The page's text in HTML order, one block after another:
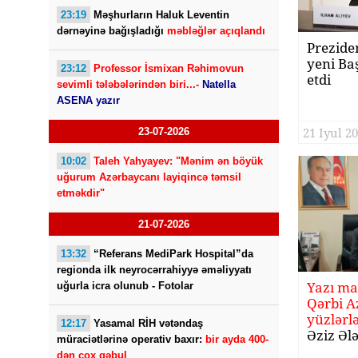
23:19
Məşhurların Haluk Leventin
dərnəyinə bağışladığı məbləğlər açıqlandı
23:12
Professor İsmixan Rəhimovun
sevimli tələbələrindən biri...- Natella
ASENA yazır
23-07-2026
10:02 Taleh Yahyayev: "Mənim ən böyük
uğurum Azərbaycanı layiqincə təmsil
etməkdir"
21-07-2026
13:32
“Referans MediPark Hospital”da
regionda ilk neyrocərrahiyyə əməliyyatı
uğurla icra olunub - Fotolar
12:17 Yasamal RİH vətəndaş
müraciətlərinə operativ baxır: bir ayda 400-
dən çox qəbul
yeni
etdi
21 Iyul
Yazı
Qərbi
Əziz